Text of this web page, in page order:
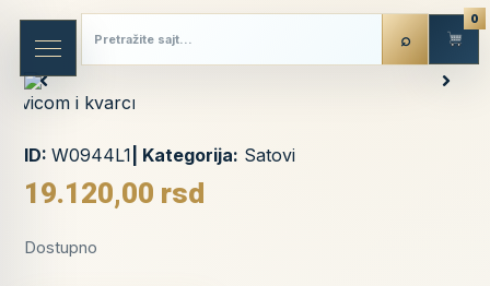
ID: W0944L1 | Kategorija: Satovi
19.120,00 rsd
Dostupno
0